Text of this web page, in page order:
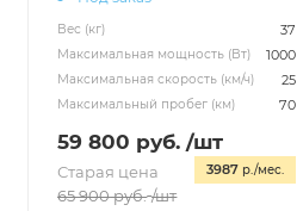
Вес (кг) 37
Максимальная мощность (Вт) 1000
Максимальная скорость (км/ч) 25
Максимальный пробег (км) 70
59 800 руб. /шт
3987р./мес.
Старая цена
65 900руб. /шт